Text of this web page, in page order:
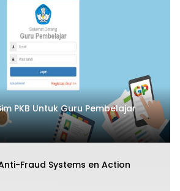
PKB Untuk Guru Pembelajar
Fraud Systems en Action